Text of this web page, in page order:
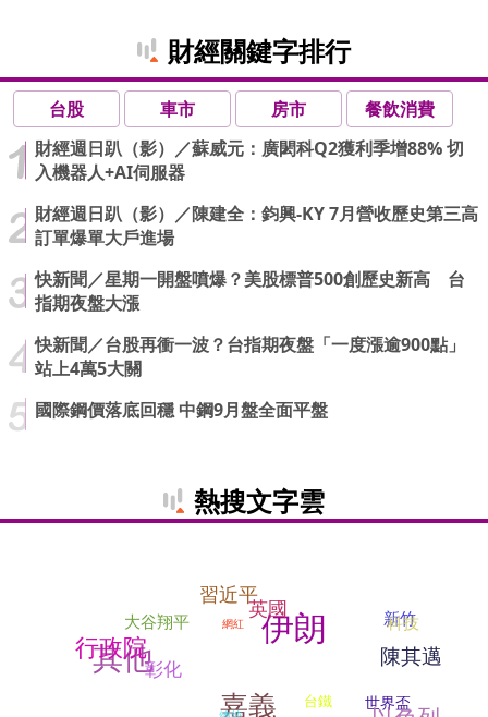
財經關鍵字排行
台股 車市 房市
餐飲消費
財經週日趴（影）／蘇威元：廣閎科Q2獲利季增88% 切
入機器人+AI伺服器
財經週日趴（影）／陳建全：鈞興-KY 7月營收歷史第三高
訂單爆單大戶進場
快新聞／星期一開盤噴爆？美股標普500創歷史新高 台
指期夜盤大漲
快新聞／台股再衝一波？台指期夜盤「一度漲逾900點」
站上4萬5大關
國際鋼價落底回穩 中鋼9月盤全面平盤
熱搜文字雲
其他
世界盃
網紅
台鐵
嘉義
陳其邁
大谷翔平 伊朗
彰化
新竹
行政院
科技
英國
習近平